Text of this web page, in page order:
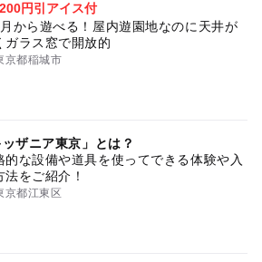
円引アイス付
から遊べる！屋内遊園地なのに天井が
ガラス窓で開放的
京都稲城市
ザニア東京」とは？
的な設備や道具を使ってできる体験や入
法をご紹介！
京都江東区